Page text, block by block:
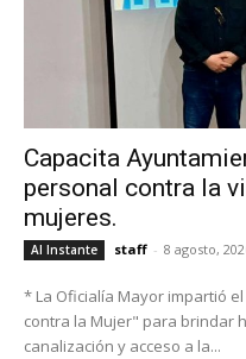
Capacita
personal contra la
mujeres.
Al Instante staff - 8 agosto,
* La Oficialía Mayor impartió
contra la Mujer" para brindar
canalización y acceso a la...